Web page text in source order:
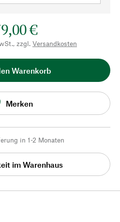
€
zzgl. Versandkosten
Warenkorb
Merken
in 1-2 Monaten
im Warenhaus